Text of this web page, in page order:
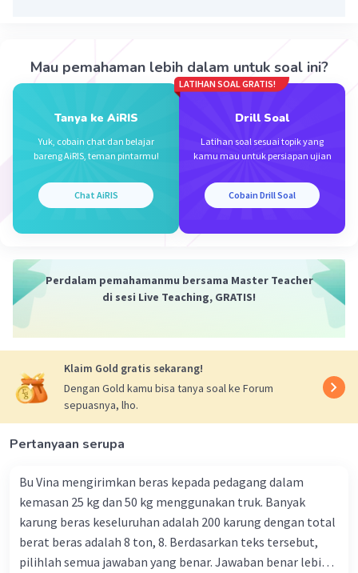
30 Januari 2024 13:51
Mau pemahaman lebih dalam untuk soal ini?
Tanya ke AiRIS
Yuk, cobain chat dan belajar
bareng AiRIS, teman pintarmu!
Chat AiRIS
LATIHAN SOAL GRATIS!
Drill Soal
Latihan soal sesuai topik yang
kamu mau untuk persiapan ujian
Cobain Drill Soal
Perdalam pemahamanmu bersama Master Teacher
di sesi Live Teaching, GRATIS!
Klaim Gold gratis sekarang!
Dengan Gold kamu bisa tanya soal ke Forum
sepuasnya, lho.
Pertanyaan serupa
Bu Vina mengirimkan beras kepada pedagang dalam
kemasan 25 kg dan 50 kg menggunakan truk. Banyak
karung beras keseluruhan adalah 200 karung dengan total
berat beras adalah 8 ton, 8. Berdasarkan teks tersebut,
pilihlah semua jawaban yang benar. Jawaban benar lebih